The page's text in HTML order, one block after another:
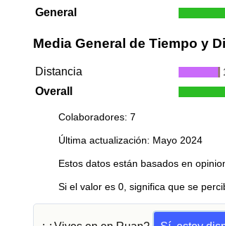
General
Media General de Tiempo y
Distancia
Overall
Colaboradores: 7
Última actualización: Mayo 2024
Estos datos están basados en
Si el valor es 0, significa que se